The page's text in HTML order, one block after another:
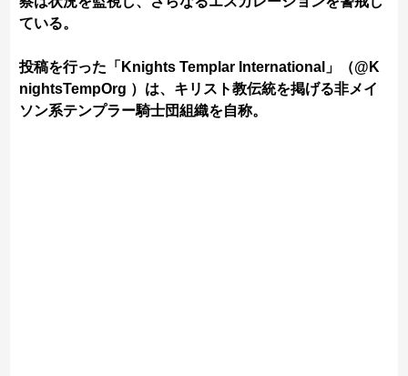
ている。
投稿を行った「Knights Templar International」（@K
nightsTempOrg ）は、キリスト教伝統を掲げる非メイ
ソン系テンプラー騎士団組織を自称。